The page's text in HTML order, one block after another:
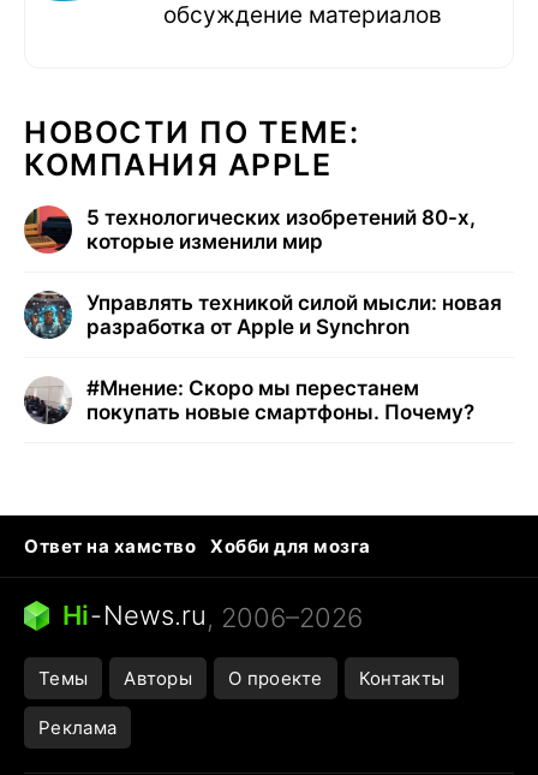
обсуждение материалов
НОВОСТИ ПО ТЕМЕ:
КОМПАНИЯ APPLE
5 технологических изобретений 80-х,
которые изменили мир
Управлять техникой силой мысли: новая
разработка от Apple и Synchron
#Мнение: Скоро мы перестанем
покупать новые смартфоны. Почему?
Ответ на хамство
Хобби для мозга
Бензин 100 vs 95
Тунцы в океанариуме
Следующая пандемия
Hi-News.ru, 2006–2026
Темы Авторы О проекте Контакты
Реклама